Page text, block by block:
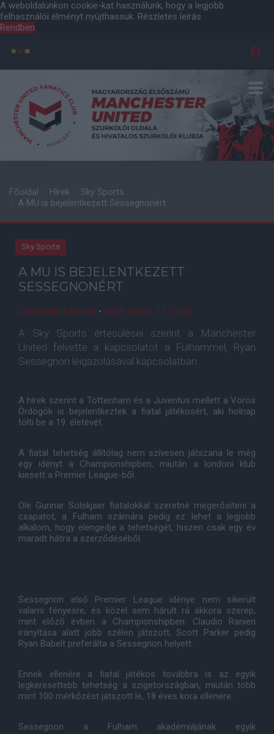
A weboldalunkon cookie-kat használunk, hogy a legjobb
felhasználói élményt nyújthassuk. Részletes leírás
Rendben
Főoldal Hírek
Sky Sports
A MU is bejelentkezett Sessegnonért
Sky Sports
A MU IS BEJELENTKEZETT
SESSEGNONÉRT
Csizmadia Edmond • 2019. május. 17. 21:00
A Sky Sports értesülései szerint a Manchester
United felvette a kapcsolatot a Fulhammel, Ryan
Sessegnon leigazolásával kapcsolatban.
A hírek szerint a Tottenham és a Juventus mellett a Vörös
Ördögök is bejelentkeztek a fiatal játékosért, aki holnap
tölti be a 19. életévét.
A fiatal tehetség állítólag nem szívesen játszana le még
egy idényt a Championshipben, miután a londoni klub
kiesett a Premier League-ből.
Ole Gunnar Solskjaer fiatalokkal szeretné megerősíteni a
csapatot, a Fulham számára pedig ez lehet a legjobb
alkalom, hogy elengedje a tehetségét, hiszen csak egy év
maradt hátra a szerződéséből.
Sessegnon első Premier League idénye nem sikerült
valami fényesre, és közel sem hárult rá akkora szerep,
mint előző évben a Championshipben. Claudio Ranieri
irányítása alatt jobb szélen játszott, Scott Parker pedig
Ryan Babelt preferálta a Sessegnon helyett.
Ennek ellenére a fiatal játékos továbbra is az egyik
legkeresettebb tehetség a szigetországban, miután több
mint 100 mérkőzést játszott le, 18 éves kora ellenére.
Sessegnon a Fulham akadémiájának egyik